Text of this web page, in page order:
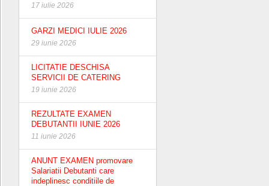
17 iulie 2026
GARZI MEDICI IULIE 2026
29 iunie 2026
LICITATIE DESCHISA
SERVICII DE CATERING
19 iunie 2026
REZULTATE EXAMEN
DEBUTANTII IUNIE 2026
11 iunie 2026
ANUNT EXAMEN promovare
Salariatii Debutanti care
indeplinesc conditiile de